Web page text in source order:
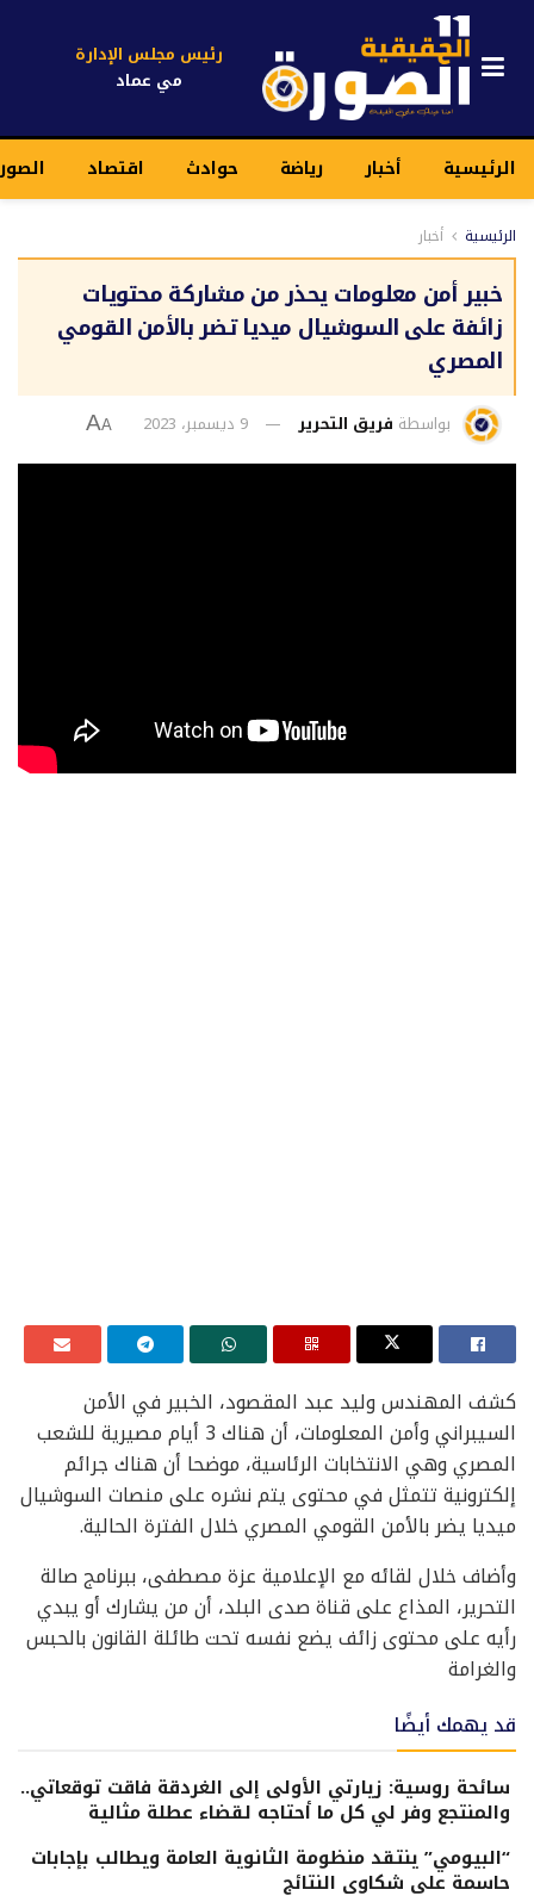
رئيس مجلس الإدارة
مي عماد
الرئيسية أخبار رياضة حوادث اقتصاد
الرئيسية أخبار
خبير أمن معلومات يحذر من مشاركة محتويات
زائفة على السوشيال ميديا تضر بالأمن القومي
المصري
بواسطة فريق التحرير 9 ديسمبر، 2023 A
A
كشف المهندس وليد عبد المقصود، الخبير في الأمن
السيبراني وأمن المعلومات، أن هناك 3 أيام مصيرية للشعب
المصري وهي الانتخابات الرئاسية، موضحا أن هناك جرائم
إلكترونية تتمثل في محتوى يتم نشره على منصات السوشيال
ميديا يضر بالأمن القومي المصري خلال الفترة الحالية.
وأضاف خلال لقائه مع الإعلامية عزة مصطفى، ببرنامج صالة
التحرير، المذاع على قناة صدى البلد، أن من يشارك أو يبدي
رأيه على محتوى زائف يضع نفسه تحت طائلة القانون بالحبس
والغرامة
قد يهمك أيضًا
سائحة روسية: زيارتي الأولى إلى الغردقة فاقت توقعاتي..
والمنتجع وفر لي كل ما أحتاجه لقضاء عطلة مثالية
“البيومي” ينتقد منظومة الثانوية العامة ويطالب بإجابات
حاسمة على شكاوى النتائج